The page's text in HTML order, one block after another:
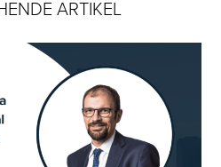
ARTIKEL